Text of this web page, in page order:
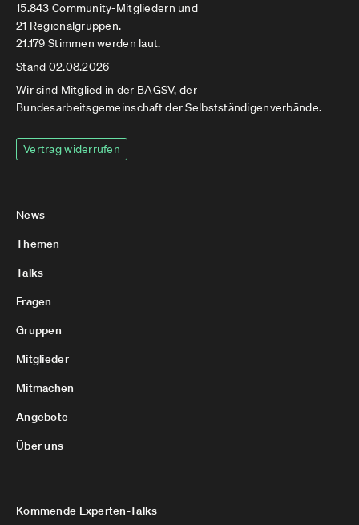
15.843 Community-Mitgliedern und
21 Regionalgruppen.
21.179 Stimmen werden laut.
Stand 02.08.2026
Wir sind Mitglied in der BAGSV, der
Bundesarbeitsgemeinschaft der Selbstständigenverbände.
Vertrag widerrufen
News
Themen
Talks
Fragen
Gruppen
Mitglieder
Mitmachen
Angebote
Über uns
Kommende Experten-Talks